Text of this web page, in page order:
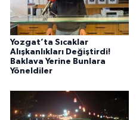
Yozgat’ta Sıcaklar
Alışkanlıkları Değiştirdi!
Baklava Yerine Bunlara
Yöneldiler